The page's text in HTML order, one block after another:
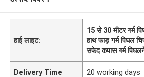
हाई लाइट:
15 से 30 मीटर गर्म
हाथ फाड़ गर्म पिघल
सफेद कपास गर्म
Delivery Time 20 working days